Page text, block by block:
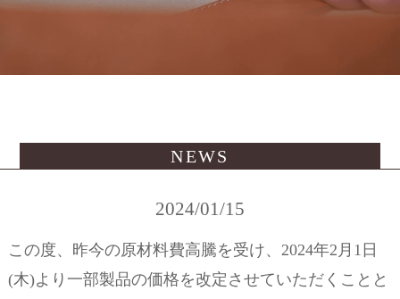
NEWS
2024/01/15
この度、昨今の原材料費高騰を受け、2024年2月1日
(木)より一部製品の価格を改定させていただくことと